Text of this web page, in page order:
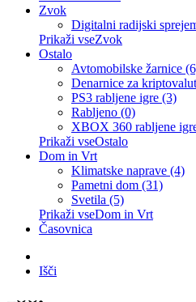
Zvok
Digitalni radijski
Prikaži vseZvok
Ostalo
Avtomobilske žarnice
Denarnice za
PS3 rabljene igre (3)
Rabljeno (0)
XBOX 360 rabljene
Prikaži vseOstalo
Dom in Vrt
Klimatske naprave (4)
Pametni dom (31)
Svetila (5)
Prikaži vseDom in Vrt
Časovnica
Išči